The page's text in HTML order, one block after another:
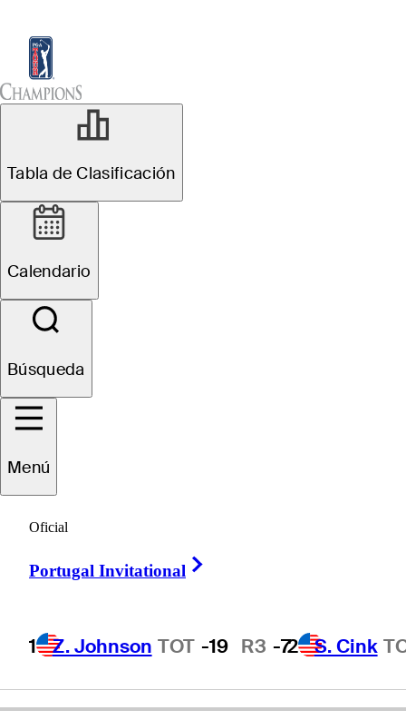
Tabla de Clasificación
Calendario
Búsqueda
Menú
Oficial
Portugal Invitational
1 Z. Johnson TOT -19 R3 -72 S. Cink
Peter
ENGLAND